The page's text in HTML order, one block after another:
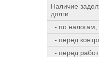
Наличие
долги
- по налогам,
- перед
- перед